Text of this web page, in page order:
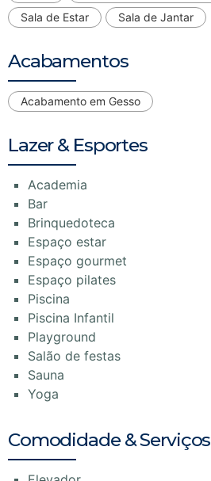
Sala de Estar
Sala de Jantar
Acabamentos
Acabamento em Gesso
Lazer & Esportes
Academia
Bar
Brinquedoteca
Espaço estar
Espaço gourmet
Espaço pilates
Piscina
Piscina Infantil
Playground
Salão de festas
Sauna
Yoga
Comodidade & Serviços